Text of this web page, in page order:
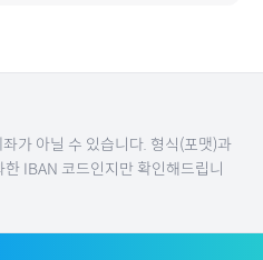
가 아닐 수 있습니다. 형식(포맷)과
IBAN 코드인지만 확인해드립니